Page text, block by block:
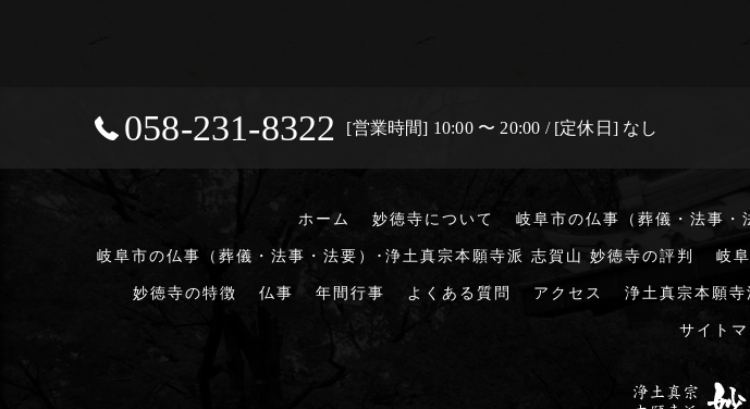
058-231-8322 [営業時間] 10:00 〜 20:00 / [定休日] なし
ホーム 妙徳寺について 岐阜市の仏事（葬儀・法事
岐阜市の仏事（葬儀・法事・法要）･浄土真宗本願寺派 志賀山 妙徳寺の評判 岐
妙徳寺の特徴 仏事 年間行事 よくある質問 アクセス 浄土真宗本願
サイト